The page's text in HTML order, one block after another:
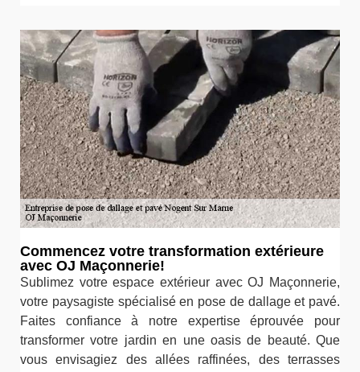
Commencez votre transformation extérieure
avec OJ Maçonnerie!
Sublimez votre espace extérieur avec OJ Maçonnerie,
votre paysagiste spécialisé en pose de dallage et pavé.
Faites confiance à notre expertise éprouvée pour
transformer votre jardin en une oasis de beauté. Que
vous envisagiez des allées raffinées, des terrasses